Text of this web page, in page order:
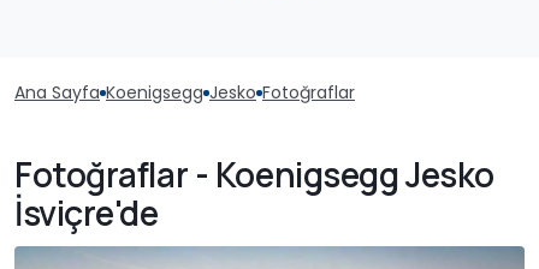
Ana Sayfa Koenigsegg Jesko Fotoğraflar
Fotoğraflar - Koenigsegg Jesko
İsviçre'de